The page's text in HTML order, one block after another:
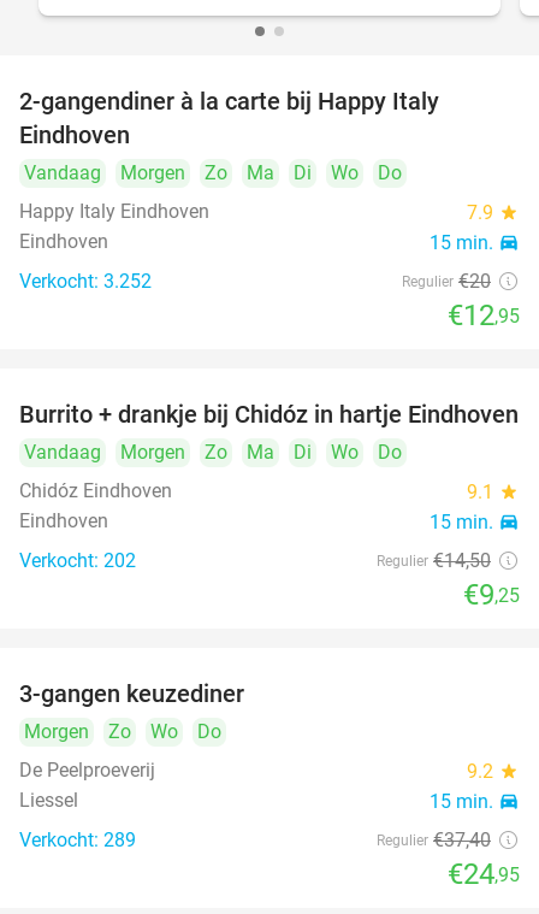
2-gangendiner à la carte bij Happy Italy
Eindhoven
Vandaag Morgen Zo Ma Di Wo
Do
Happy Italy Eindhoven
7.9 star
Eindhoven 15 min. directions_car
Verkocht: 3.252 Regulier €20
€12,95
36%
Burrito + drankje bij Chidóz in hartje Eindhoven
Vandaag Morgen Zo Ma Di Wo
Do
Chidóz Eindhoven
9.1 star
Eindhoven 15 min. directions_car
Verkocht: 202 Regulier €14,50
€9,25
3-gangen keuzediner
Morgen Zo Wo
Do
De Peelproeverij
9.2 star
Liessel 15 min. directions_car
Verkocht: 289 Regulier €37,40
€24,95